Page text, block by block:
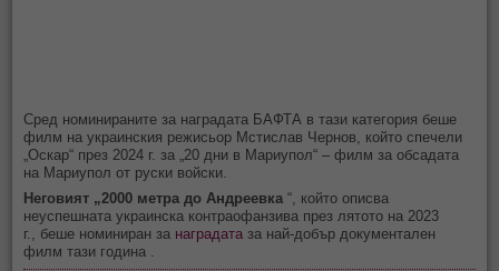
Сред номинираните за наградата БАФТА в тази категория беше
филм на украинския режисьор Мстислав Чернов, който спечели
„Оскар“ през 2024 г. за „20 дни в Мариупол“ – филм за обсадата
на Мариупол от руски войски.
Неговият „2000 метра до Андреевка “, който описва
неуспешната украинска контраофанзива през лятото на 2023
г., беше номиниран за наградата за най-добър документален
филм тази година .